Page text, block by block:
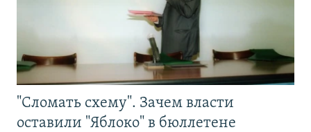
"Сломать схему". Зачем власти
оставили "Яблоко" в бюллетене